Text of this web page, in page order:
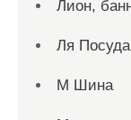
Лион,
Ля Посуда
М Шина